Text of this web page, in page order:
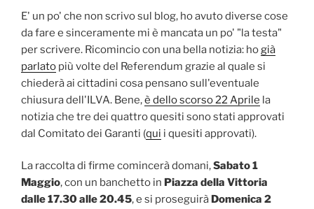
E' un po' che non scrivo sul blog, ho avuto diverse cose
da fare e sinceramente mi è mancata un po' "la testa"
per scrivere. Ricomincio con una bella notizia: hogià
parlato più volte del Referendum grazie al quale si
chiederà ai cittadini cosa pensano sull'eventuale
chiusura dell'ILVA. Bene,è dello scorso 22 Aprile la
notizia che tre dei quattro quesiti sono stati approvati
dal Comitato dei Garanti (qui i quesiti approvati).
La raccolta di firme comincerà domani,Sabato 1
Maggio, con un banchetto in Piazza della Vittoria
dalle 17.30 alle 20.45, e si proseguirà Domenica 2